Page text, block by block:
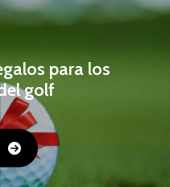
para los
golf